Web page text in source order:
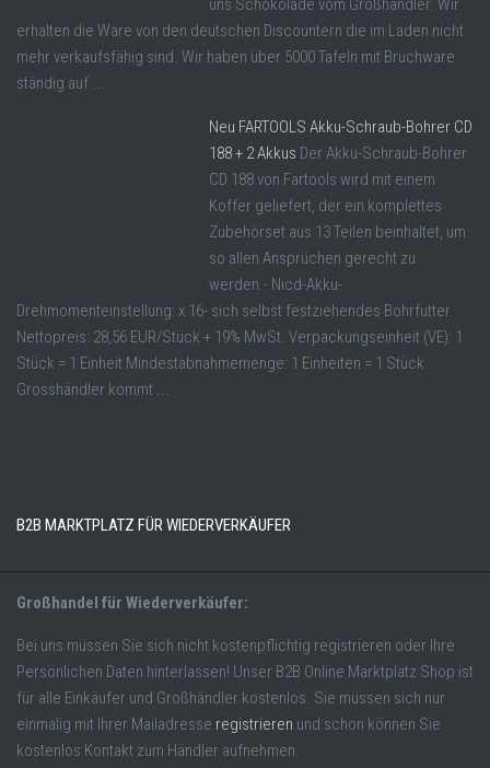
uns Schokolade vom Großhändler. Wir
erhalten die Ware von den deutschen Discountern die im Laden nicht
mehr verkaufsfähig sind. Wir haben über 5000 Tafeln mit Bruchware
ständig auf ...
Neu FARTOOLS Akku-Schraub-Bohrer CD
188 + 2 Akkus Der Akku-Schraub-Bohrer
CD 188 von Fartools wird mit einem
Koffer geliefert, der ein komplettes
Zubehörset aus 13 Teilen beinhaltet, um
so allen Ansprüchen gerecht zu
werden.- Nicd-Akku-
Drehmomenteinstellung: x 16- sich selbst festziehendes Bohrfutter.
Nettopreis: 28,56 EUR/Stück + 19% MwSt. Verpackungseinheit (VE): 1
Stück = 1 Einheit Mindestabnahmemenge: 1 Einheiten = 1 Stück
Grosshändler kommt ...
B2B MARKTPLATZ FÜR WIEDERVERKÄUFER
Großhandel für Wiederverkäufer:
Bei uns müssen Sie sich nicht kostenpflichtig registrieren oder Ihre
Persönlichen Daten hinterlassen! Unser B2B Online Marktplatz Shop ist
für alle Einkäufer und Großhändler kostenlos. Sie müssen sich nur
einmalig mit Ihrer Mailadresse registrieren und schon können Sie
kostenlos Kontakt zum Händler aufnehmen.